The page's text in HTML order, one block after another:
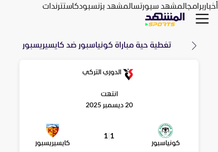
أخباربرامجالمشهد سبورتسالمشهد بزنسبودكاستترندات
تغطية حية مباراة كونياسبور ضد كايسيريسبور
الدوري التركي
انتهت
20 ديسمبر 2025
كونياسبور
1
1
كايسيريسبور